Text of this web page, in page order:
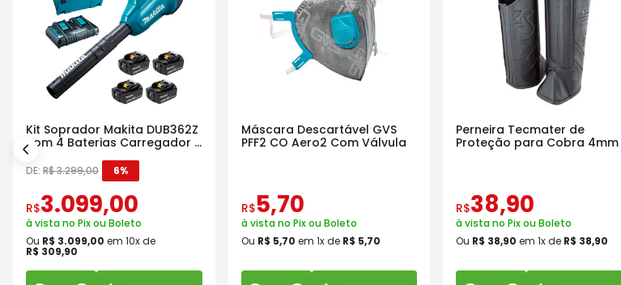
Kit Soprador Makita DUB362Z
com 4 Baterias Carregador e
Maleta
DE: R$3.299,00 6%
R$3.099,00
à vista no Pix ou Boleto
Ou R$ 3.099,00 em 10x de
R$ 309,90
Máscara Descartável GVS
PFF2 CO Aero2 Com Válvula
R$5,70
à vista no Pix ou Boleto
Ou R$ 5,70 em 1x de R$ 5,70
Perneira Tecmater de
Proteção para Cobra 4mm
R$38,90
à vista no Pix ou Boleto
Ou R$ 38,90 em1x de R$ 38,90